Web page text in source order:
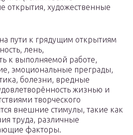
открытия, художественные
пути к грядущим открытиям
лень,
к выполняемой работе,
эмоциональные преграды,
болезни, вредные
жизнью и
творческого
внешние стимулы, такие как
труда, различные
факторы.